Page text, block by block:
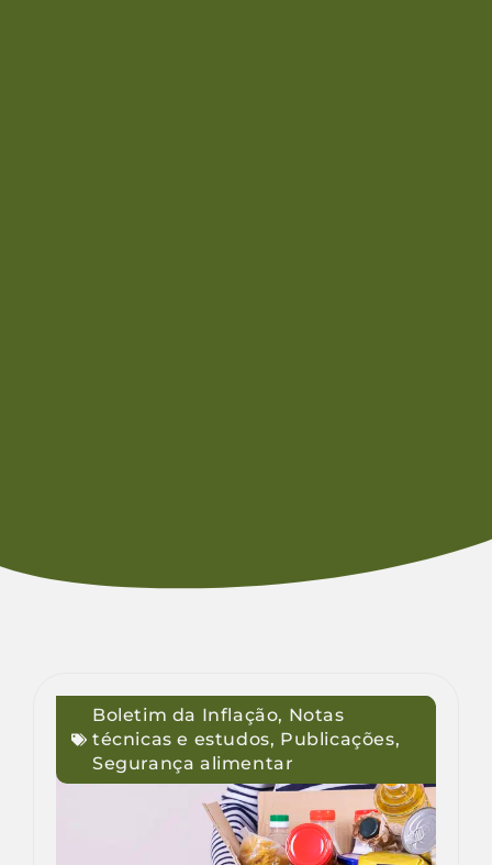
Boletim da Inflação, Notas
técnicas e estudos, Publicações,
Segurança alimentar